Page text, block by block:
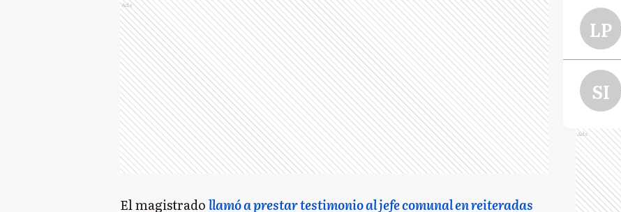
Ads
El magistradollamó a prestar testimonio al jefe comunal en reiteradas
LP
SI
Ads